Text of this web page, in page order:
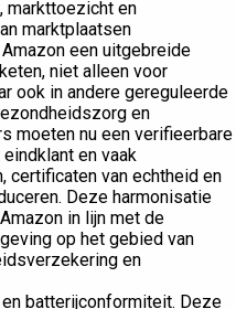
markttoezicht en
marktplaatsen
een uitgebreide
niet alleen voor
ook in andere gereguleerde
en
moeten nu een verifieerbare
en vaak
certificaten van echtheid en
Deze harmonisatie
in lijn met de
op het gebied van
en
batterijconformiteit. Deze